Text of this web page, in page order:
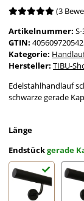
(3
Artikelnummer:
GTIN:
Kategorie:
Hersteller: TIBU-
Edelstahlhandlauf
schwarze gerade
Länge
Endstückgerade